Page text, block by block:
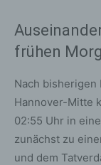
frühen
Nach
Hannover-Mitte
02:55 Uhr in
zunächst zu
und dem